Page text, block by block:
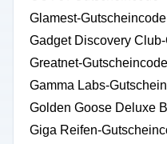
Glamest-Gutscheincode
Gadget Discovery
Greatnet-Gutscheincode
Gamma Labs-
Golden Goose Deluxe
Giga Reifen-